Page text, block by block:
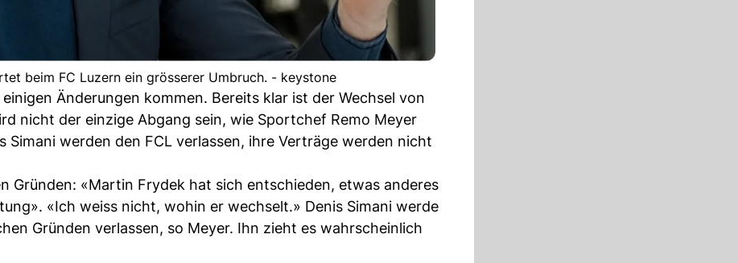
beim FC Luzern ein grösserer Umbruch. - keystone
Änderungen kommen. Bereits klar ist der Wechsel von
nicht der einzige Abgang sein, wie Sportchef Remo Meyer
werden den FCL verlassen, ihre Verträge werden nicht
Gründen: «Martin Frydek hat sich entschieden, etwas anderes
«Ich weiss nicht, wohin er wechselt.» Denis Simani werde
Gründen verlassen, so Meyer. Ihn zieht es wahrscheinlich